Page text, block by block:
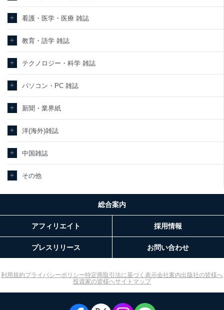
看護・医学・医療 雑誌
教育・語学 雑誌
テクノロジー・科学 雑誌
パソコン・PC 雑誌
新聞・業界紙
洋(海外)雑誌
中国雑誌
その他
総合案内
アフィリエイト 採用情報
プレスリリース お問い合わせ
利用規約プライバシーポリシー特定商取引法に基づく表示会社案内出版社の皆様へ
投資家の皆様へサイトマップ